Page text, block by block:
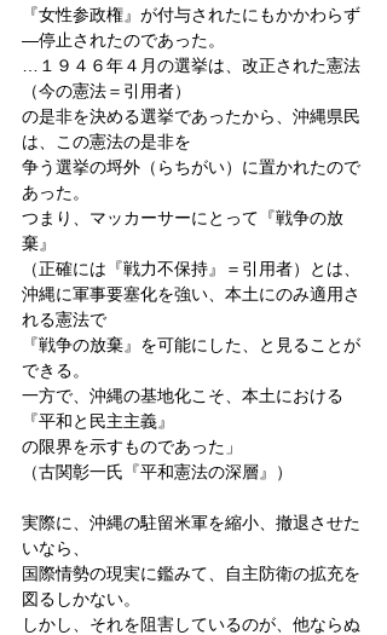
『女性参政権』が付与されたにもかかわらず
―停止されたのであった。
…１９４６年４月の選挙は、改正された憲法
（今の憲法＝引用者）
の是非を決める選挙であったから、沖縄県民
は、この憲法の是非を
争う選挙の埒外（らちがい）に置かれたので
あった。
つまり、マッカーサーにとって『戦争の放
棄』
（正確には『戦力不保持』＝引用者）とは、
沖縄に軍事要塞化を強い、本土にのみ適用さ
れる憲法で
『戦争の放棄』を可能にした、と見ることが
できる。
一方で、沖縄の基地化こそ、本土における
『平和と民主主義』
の限界を示すものであった」
（古関彰一氏『平和憲法の深層』）
実際に、沖縄の駐留米軍を縮小、撤退させた
いなら、
国際情勢の現実に鑑みて、自主防衛の拡充を
図るしかない。
しかし、それを阻害しているのが、他ならぬ